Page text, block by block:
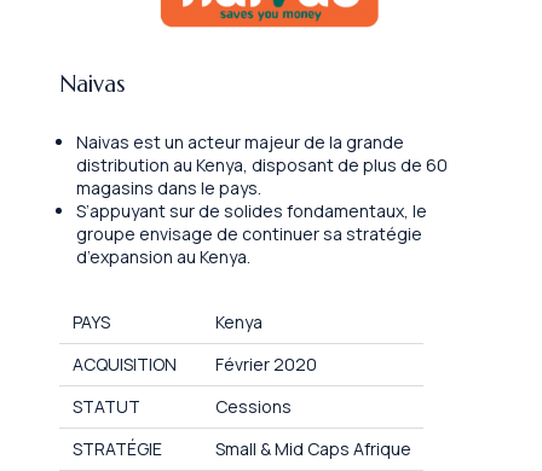
Naivas
Naivas est un acteur majeur de la grande
distribution au Kenya, disposant de plus de 60
magasins dans le pays.
S’appuyant sur de solides fondamentaux, le
groupe envisage de continuer sa stratégie
d’expansion au Kenya.
PAYS
Kenya
ACQUISITION
Février 2020
STATUT
Cessions
STRATÉGIE
Small & Mid Caps Afrique